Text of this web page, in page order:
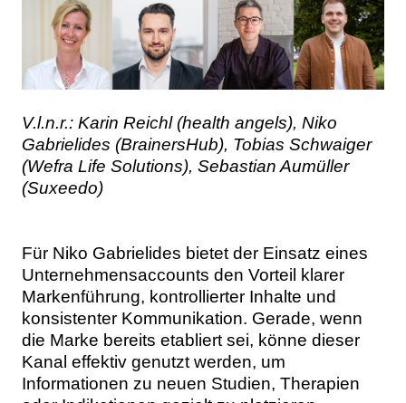
V.l.n.r.: Karin Reichl (health angels), Niko
Gabrielides (BrainersHub), Tobias Schwaiger
(Wefra Life Solutions), Sebastian Aumüller
(Suxeedo)
Für Niko Gabrielides bietet der Einsatz eines
Unternehmensaccounts den Vorteil klarer
Markenführung, kontrollierter Inhalte und
konsistenter Kommunikation. Gerade, wenn
die Marke bereits etabliert sei, könne dieser
Kanal effektiv genutzt werden, um
Informationen zu neuen Studien, Therapien